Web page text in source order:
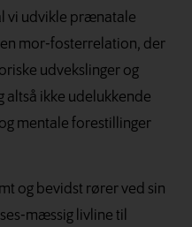
vi udvikle prænatale
mor-fosterrelation, der
udvekslinger og
altså ikke udelukkende
mentale forestillinger
og bevidst rører ved sin
mæssig livline til